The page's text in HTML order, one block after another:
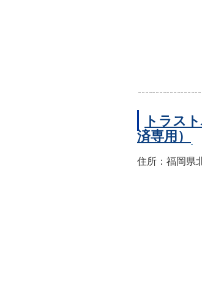
トラス
済専用）
住所：福岡県